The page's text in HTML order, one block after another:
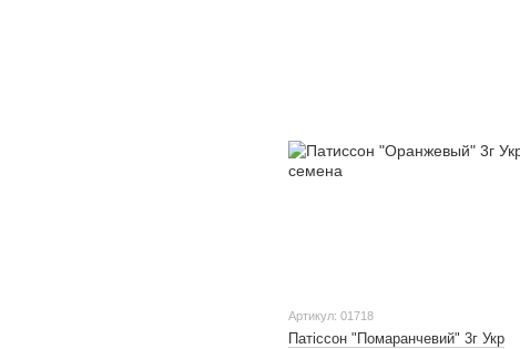
Артикул: 01718
Патіссон "Помаранчевий" 3г Укр